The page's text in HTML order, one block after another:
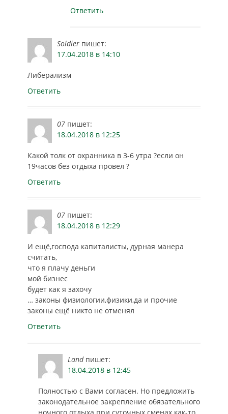
Ответить
Soldier пишет:
17.04.2018 в 14:10
Либерализм
Ответить
07 пишет:
18.04.2018 в 12:25
Какой толк от охранника в 3-6 утра ?если он
19часов без отдыха провел ?
Ответить
07 пишет:
18.04.2018 в 12:29
И ещё,господа капиталисты, дурная манера
считать,
что я плачу деньги
мой бизнес
будет как я захочу
… законы физиологии,физики,да и прочие
законы ещё никто не отменял
Ответить
Land пишет:
18.04.2018 в 12:45
Полностью с Вами согласен. Но предложить
законодательное закрепление обязательного
ночного отдыха при суточных сменах как-то